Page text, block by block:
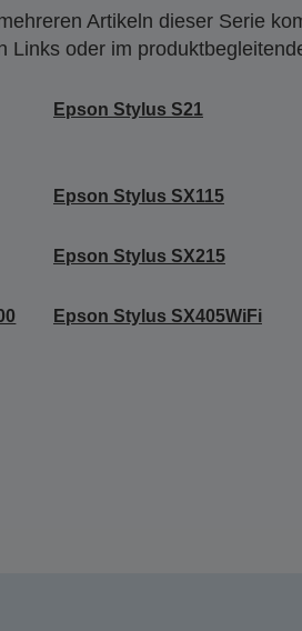
Artikeln dieser Serie
Links oder im
Epson Stylus S21
Epson Stylus SX115
Epson Stylus SX215
Epson Stylus SX405WiFi